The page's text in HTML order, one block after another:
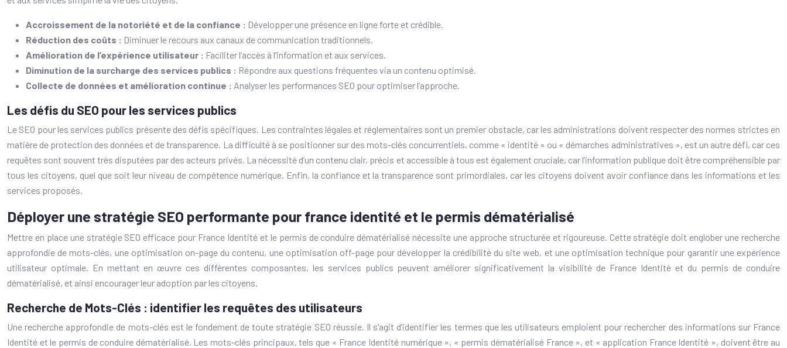
Accroissement de la notoriété et de la confiance : Développer une présence en ligne forte et crédible.
Réduction des coûts : Diminuer le recours aux canaux de communication traditionnels.
Amélioration de l’expérience utilisateur : Faciliter l’accès à l’information et aux services.
Diminution de la surcharge des services publics : Répondre aux questions fréquentes via un contenu optimisé.
Collecte de données et amélioration continue : Analyser les performances SEO pour optimiser l’approche.
Les défis du SEO pour les services publics
Le SEO pour les services publics présente des défis spécifiques. Les contraintes légales et réglementaires sont un premier obstacle, car les administrations doivent respecter des normes strictes en
matière de protection des données et de transparence. La difficulté à se positionner sur des mots-clés concurrentiels, comme « identité » ou « démarches administratives », est un autre défi, car ces
requêtes sont souvent très disputées par des acteurs privés. La nécessité d’un contenu clair, précis et accessible à tous est également cruciale, car l’information publique doit être compréhensible par
tous les citoyens, quel que soit leur niveau de compétence numérique. Enfin, la confiance et la transparence sont primordiales, car les citoyens doivent avoir confiance dans les informations et les
services proposés.
Déployer une stratégie SEO performante pour france identité et le permis dématérialisé
Mettre en place une stratégie SEO efficace pour France Identité et le permis de conduire dématérialisé nécessite une approche structurée et rigoureuse. Cette stratégie doit englober une recherche
approfondie de mots-clés, une optimisation on-page du contenu, une optimisation off-page pour développer la crédibilité du site web, et une optimisation technique pour garantir une expérience
utilisateur optimale. En mettant en œuvre ces différentes composantes, les services publics peuvent améliorer significativement la visibilité de France Identité et du permis de conduire
dématérialisé, et ainsi encourager leur adoption par les citoyens.
Recherche de Mots-Clés : identifier les requêtes des utilisateurs
Une recherche approfondie de mots-clés est le fondement de toute stratégie SEO réussie. Il s’agit d’identifier les termes que les utilisateurs emploient pour rechercher des informations sur France
Identité et le permis de conduire dématérialisé. Les mots-clés principaux, tels que « France Identité numérique », « permis dématérialisé France », et « application France Identité », doivent être au